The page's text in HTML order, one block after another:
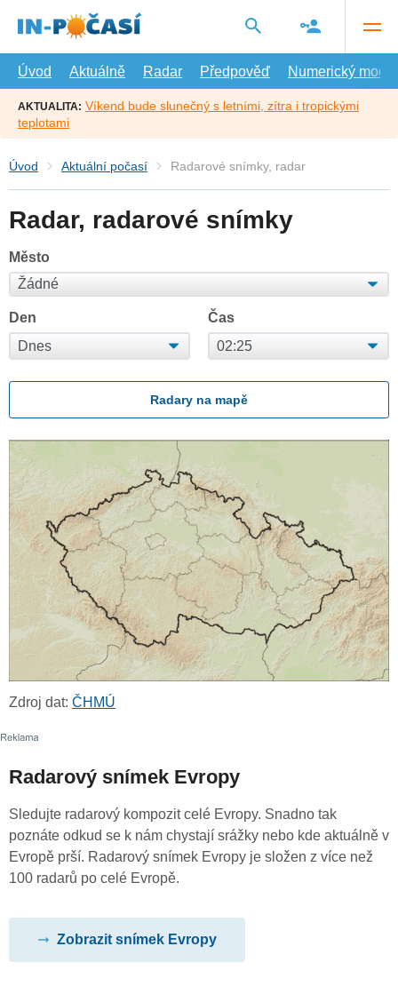
hlavní
Úvod
Aktuálně Radar Předpověď Numerický model
AKTUALITA: Víkend bude slunečný s letními, zítra i tropickými
teplotami
Úvod Aktuální počasí Radarové snímky, radar
Radar, radarové snímky
Město
Den Čas
Radary na mapě
Zdroj dat: ČHMÚ
Radarový snímek Evropy
Sledujte radarový kompozit celé Evropy. Snadno tak
poznáte odkud se k nám chystají srážky nebo kde aktuálně v
Evropě prší. Radarový snímek Evropy je složen z více než
100 radarů po celé Evropě.
Zobrazit snímek Evropy